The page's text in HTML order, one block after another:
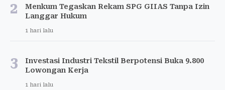
2
Menkum Tegaskan Rekam SPG GIIAS Tanpa Izin
Langgar Hukum
1 hari lalu
3
Investasi Industri Tekstil Berpotensi Buka 9.800
Lowongan Kerja
1 hari lalu